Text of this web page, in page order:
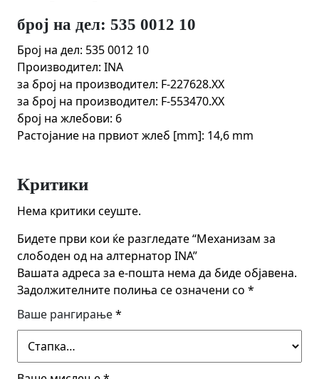
број на дел: 535 0012 10
Број на дел: 535 0012 10
Производител: INA
за број на производител: F-227628.XX
за број на производител: F-553470.XX
број на жлебови: 6
Растојание на првиот жлеб [mm]: 14,6 mm
Критики
Нема критики сеуште.
Бидете први кои ќе разгледате “Механизам за
слободен од на алтернатор INA”
Вашата адреса за е-пошта нема да биде објавена.
Задолжителните полиња се означени со *
Ваше рангирање*